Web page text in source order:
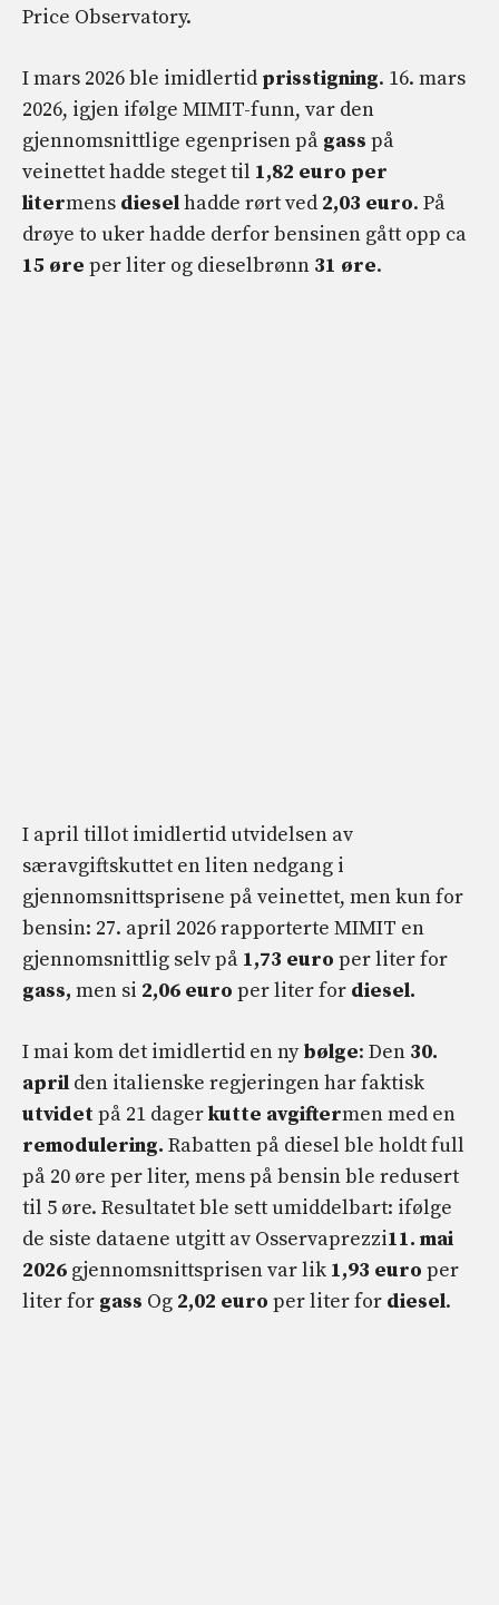
Price Observatory.
I mars 2026 ble imidlertid prisstigning. 16. mars
2026, igjen ifølge MIMIT-funn, var den
gjennomsnittlige egenprisen på gass på
veinettet hadde steget til 1,82 euro per
litermens dieselhadde rørt ved 2,03 euro. På
drøye to uker hadde derfor bensinen gått opp ca
15 øre per liter og dieselbrønn 31 øre.
I april tillot imidlertid utvidelsen av
særavgiftskuttet en liten nedgang i
gjennomsnittsprisene på veinettet, men kun for
bensin: 27. april 2026 rapporterte MIMIT en
gjennomsnittlig selv på 1,73 euro per liter for
gass, men si 2,06 euro per liter for diesel.
I mai kom det imidlertid en nybølge: Den 30.
april den italienske regjeringen har faktisk
utvidetpå 21 dagerkutte avgiftermen med en
remodulering. Rabatten på diesel ble holdt full
på 20 øre per liter, mens på bensin ble redusert
til 5 øre. Resultatet ble sett umiddelbart: ifølge
de siste dataene utgitt av Osservaprezzi11. mai
2026 gjennomsnittsprisen var lik 1,93 euro per
liter for gass Og 2,02 euro per liter for diesel.